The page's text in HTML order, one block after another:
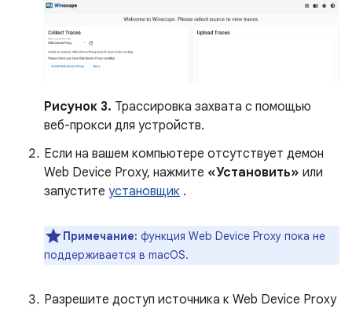
Рисунок 3. Трассировка захвата с помощью
веб-прокси для устройств.
Если на вашем компьютере отсутствует демон
Web Device Proxy, нажмите «Установить» или
запустите установщик .
Примечание: функция Web Device Proxy пока не
поддерживается в macOS.
Разрешите доступ источника к Web Device Proxy